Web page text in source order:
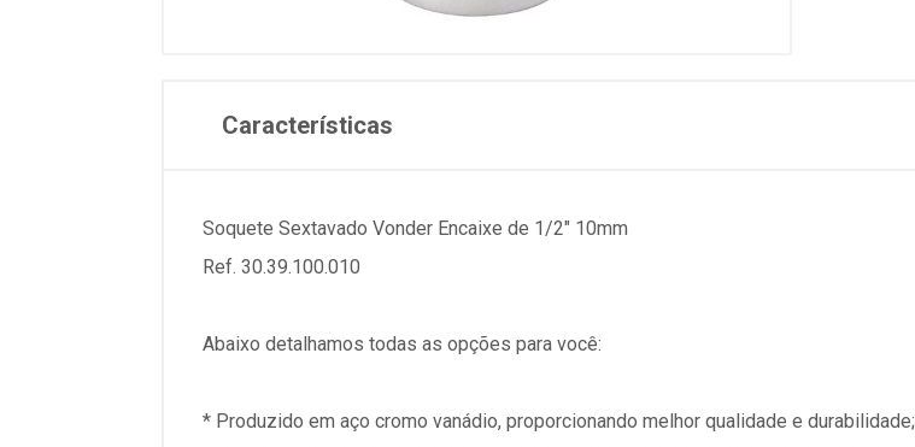
Características
Soquete Sextavado Vonder Encaixe de 1/2" 10mm
Ref. 30.39.100.010
Abaixo detalhamos todas as opções para você:
* Produzido em aço cromo vanádio, proporcionando melhor qualidade e durabilidade;